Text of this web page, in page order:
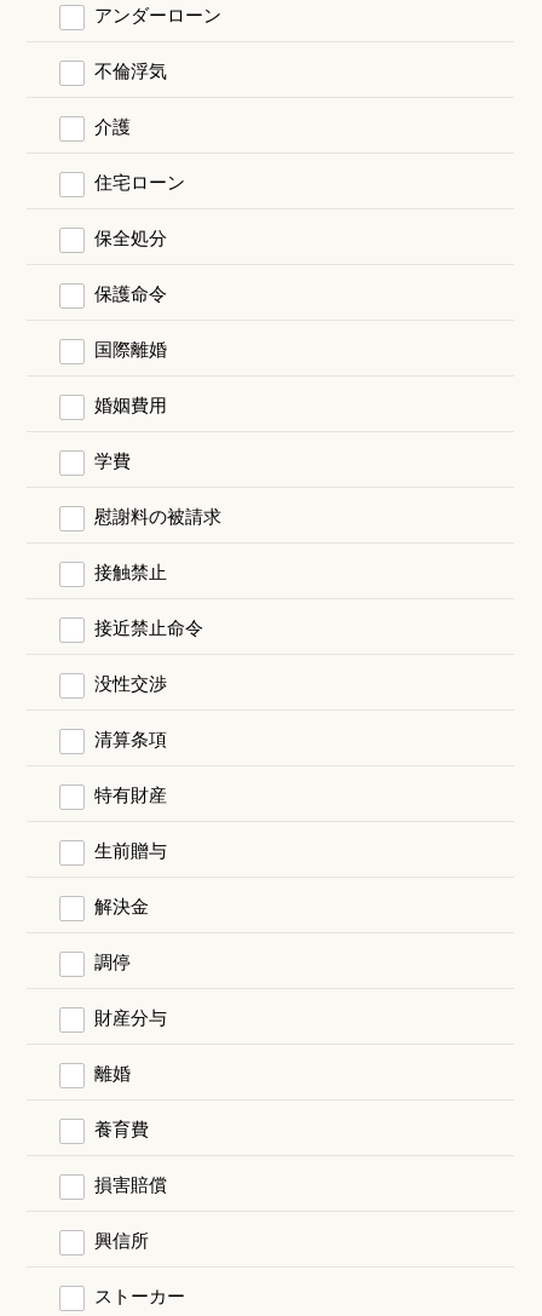
アンダーローン
不倫浮気
介護
住宅ローン
保全処分
保護命令
国際離婚
婚姻費用
学費
慰謝料の被請求
接触禁止
接近禁止命令
没性交渉
清算条項
特有財産
生前贈与
解決金
調停
財産分与
離婚
養育費
損害賠償
興信所
ストーカー